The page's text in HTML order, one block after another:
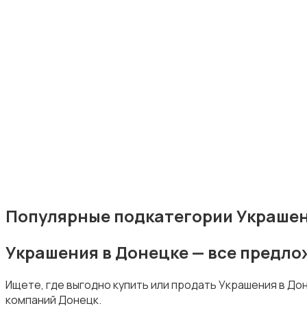
Популярные подкатегории
Украшения в Донецке — все
Ищете, где выгодно купить или продать Украшения в
компаний Донецк.